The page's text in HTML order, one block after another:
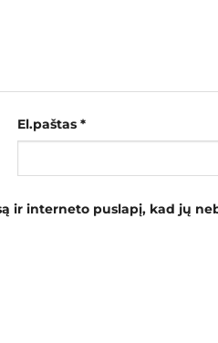
El.paštas *
ir interneto puslapį, kad jų